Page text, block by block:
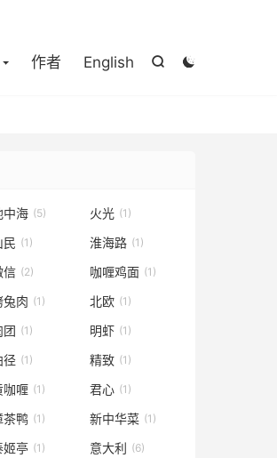


作者 English
中海 (5) 火光 (1)
民 (1) 淮海路 (1)
信 (2) 咖喱鸡面 (1)
兔肉 (1) 北欧 (1)
团 (1) 明虾 (1)
径 (1) 精致 (1)
咖喱 (1) 君心 (1)
茶鸭 (1) 新中华菜 (1)
姬亭 (1) 意大利 (6)